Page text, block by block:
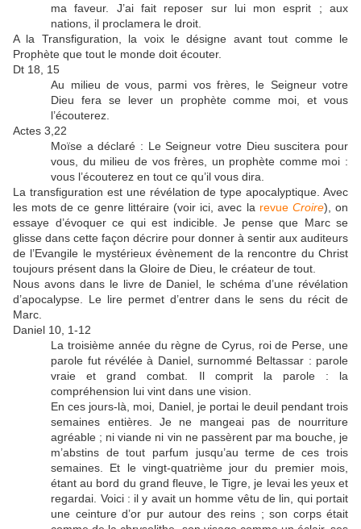
ma faveur. J’ai fait reposer sur lui mon esprit ; aux
nations, il proclamera le droit.
A la Transfiguration, la voix le désigne avant tout comme le
Prophète que tout le monde doit écouter.
Dt 18, 15
Au milieu de vous, parmi vos frères, le Seigneur votre
Dieu fera se lever un prophète comme moi, et vous
l’écouterez.
Actes 3,22
Moïse a déclaré : Le Seigneur votre Dieu suscitera pour
vous, du milieu de vos frères, un prophète comme moi :
vous l’écouterez en tout ce qu’il vous dira.
La transfiguration est une révélation de type apocalyptique. Avec
les mots de ce genre littéraire (voir ici, avec la revue Croire), on
essaye d’évoquer ce qui est indicible. Je pense que Marc se
glisse dans cette façon décrire pour donner à sentir aux auditeurs
de l’Evangile le mystérieux évènement de la rencontre du Christ
toujours présent dans la Gloire de Dieu, le créateur de tout.
Nous avons dans le livre de Daniel, le schéma d’une révélation
d’apocalypse. Le lire permet d’entrer dans le sens du récit de
Marc.
Daniel 10, 1-12
La troisième année du règne de Cyrus, roi de Perse, une
parole fut révélée à Daniel, surnommé Beltassar : parole
vraie et grand combat. Il comprit la parole : la
compréhension lui vint dans une vision.
En ces jours-là, moi, Daniel, je portai le deuil pendant trois
semaines entières. Je ne mangeai pas de nourriture
agréable ; ni viande ni vin ne passèrent par ma bouche, je
m’abstins de tout parfum jusqu’au terme de ces trois
semaines. Et le vingt-quatrième jour du premier mois,
étant au bord du grand fleuve, le Tigre, je levai les yeux et
regardai. Voici : il y avait un homme vêtu de lin, qui portait
une ceinture d’or pur autour des reins ; son corps était